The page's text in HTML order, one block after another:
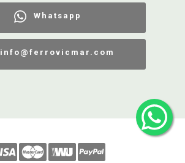
Whatsapp
info@ferrovicmar.com